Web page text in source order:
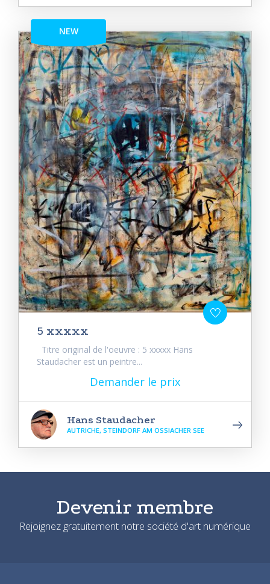
NEW
5 xxxxx
Titre original de l'oeuvre : 5 xxxxx Hans
Staudacher est un peintre...
Demander le prix
Hans Staudacher
AUTRICHE, STEINDORF AM OSSIACHER SEE
Devenir membre
Rejoignez gratuitement notre société d'art numérique